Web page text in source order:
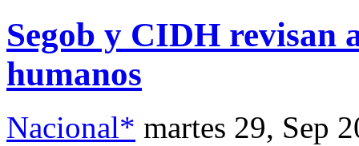
Segob y CIDH revisan
humanos
Nacional* martes 29, Sep